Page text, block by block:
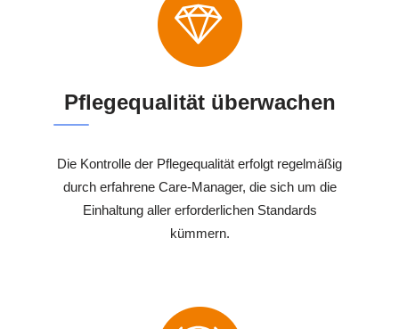
Pflegequalität überwachen
Die Kontrolle der Pflegequalität erfolgt regelmäßig
durch erfahrene Care-Manager, die sich um die
Einhaltung aller erforderlichen Standards
kümmern.